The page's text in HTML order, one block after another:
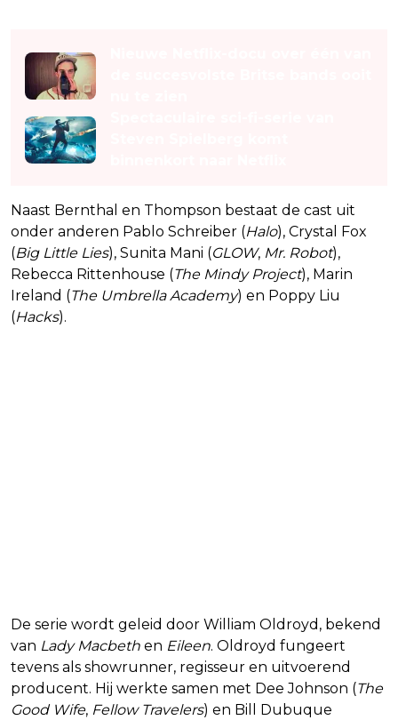
Naast Bernthal en Thompson bestaat de cast uit
onder anderen Pablo Schreiber (Halo), Crystal Fox
(Big Little Lies), Sunita Mani (GLOW, Mr. Robot),
Rebecca Rittenhouse (The Mindy Project), Marin
Ireland (The Umbrella Academy) en Poppy Liu
(Hacks).
De serie wordt geleid door William Oldroyd, bekend
van Lady Macbeth en Eileen. Oldroyd fungeert
tevens als showrunner, regisseur en uitvoerend
producent. Hij werkte samen met Dee Johnson (The
Good Wife, Fellow Travelers) en Bill Dubuque